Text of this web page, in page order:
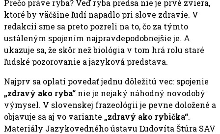
Prečo práve ryba? Veď ryba predsa nie je prvé zviera,
ktoré by väčšine ľudí napadlo pri slove zdravie. V
redakcii sme sa preto pozreli na to, čo za týmto
ustáleným spojením najpravdepodobnejšie je. A
ukazuje sa, že skôr než biológia v tom hrá rolu staré
ľudské pozorovanie a jazyková predstava.
Najprv sa oplatí povedať jednu dôležitú vec: spojenie
„zdravý ako ryba“ nie je nejaký náhodný novodobý
výmysel. V slovenskej frazeológii je pevne doložené a
objavuje sa aj vo variante „zdravý ako rybička“.
Materiály Jazykovedného ústavu Ľudovíta Štúra SAV